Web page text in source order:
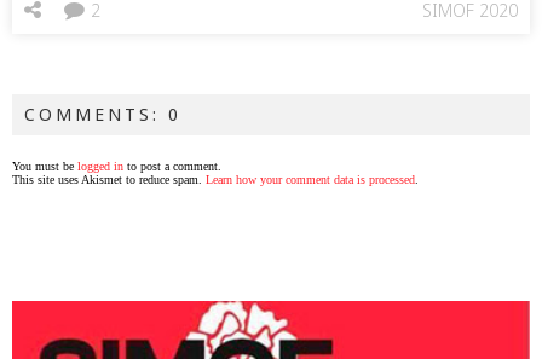
SIMOF 2020
2
COMMENTS: 0
You must be logged in to post a comment.
This site uses Akismet to reduce spam. Learn how your comment data is processed